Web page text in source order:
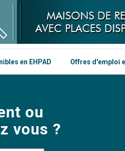
en EHPAD Offres d'emploi
ou
vous ?